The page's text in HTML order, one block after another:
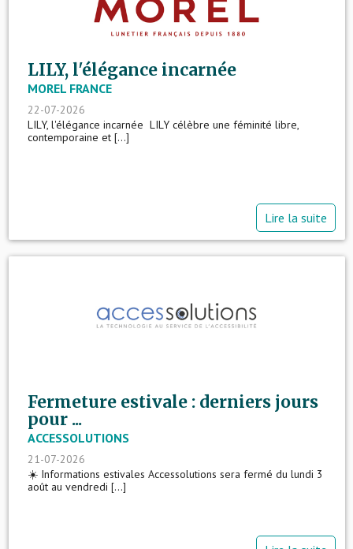
LILY, l'élégance incarnée
MOREL FRANCE
22-07-2026
LILY, l'élégance incarnée LILY célèbre une féminité libre,
contemporaine et [...]
Lire la suite
Fermeture estivale : derniers jours
pour ...
ACCESSOLUTIONS
21-07-2026
☀️ Informations estivales Accessolutions sera fermé du lundi 3
août au vendredi [...]